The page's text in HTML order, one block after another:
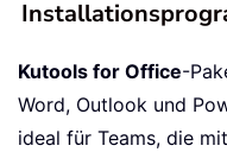
Kutools for Office-
Word, Outlook und
ideal für Teams, die